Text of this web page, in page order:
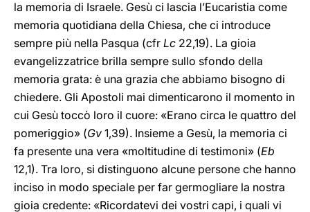
la memoria di Israele. Gesù ci lascia l’Eucaristia come
memoria quotidiana della Chiesa, che ci introduce
sempre più nella Pasqua (cfr Lc 22,19). La gioia
evangelizzatrice brilla sempre sullo sfondo della
memoria grata: è una grazia che abbiamo bisogno di
chiedere. Gli Apostoli mai dimenticarono il momento in
cui Gesù toccò loro il cuore: «Erano circa le quattro del
pomeriggio» (Gv 1,39). Insieme a Gesù, la memoria ci
fa presente una vera «moltitudine di testimoni» (Eb
12,1). Tra loro, si distinguono alcune persone che hanno
inciso in modo speciale per far germogliare la nostra
gioia credente: «Ricordatevi dei vostri capi, i quali vi